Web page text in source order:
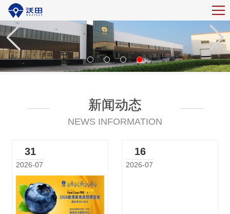
新闻动态
NEWS INFORMATION
31
2026-07
16
2026-07